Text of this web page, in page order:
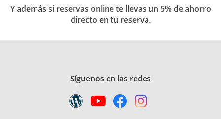
Y además si reservas online te llevas un 5% de ahorro
directo en tu reserva.
Síguenos en las redes